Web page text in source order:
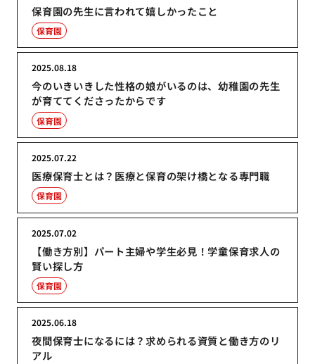
保育園の先生に言われて嬉しかったこと
保育園
今のいきいきした性格の娘がいるのは、幼稚園の先生
が育ててくださったからです
2025.08.18
保育園
医療保育士とは？医療と保育の架け橋となる専門職
2025.07.22
保育園
【働き方別】パート主婦や学生必見！学童保育求人の
賢い探し方
2025.07.02
保育園
夜間保育士になるには？求められる資質と働き方のリ
アル
2025.06.18